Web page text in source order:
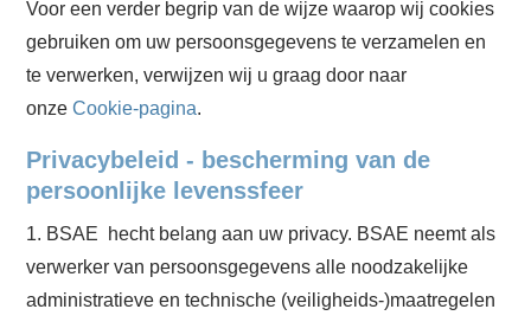
Voor een verder begrip van de wijze waarop wij cookies
gebruiken om uw persoonsgegevens te verzamelen en
te verwerken, verwijzen wij u graag door naar
onzeCookie-pagina.
Privacybeleid - bescherming van de
persoonlijke levenssfeer
1. BSAE hecht belang aan uw privacy. BSAE neemt als
verwerker van persoonsgegevens alle noodzakelijke
administratieve en technische (veiligheids-)maatregelen